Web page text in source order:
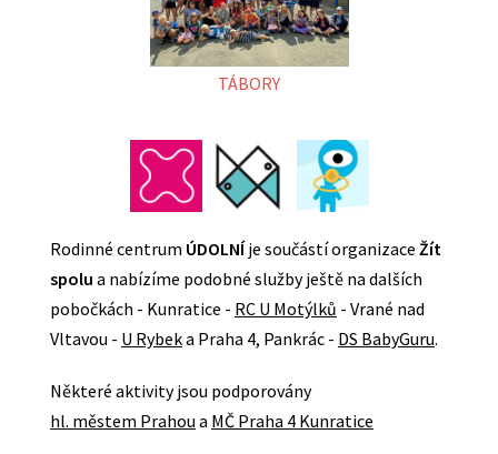
TÁBORY
Rodinné centrum ÚDOLNÍje součástí organizace Žít
spolu a nabízíme podobné služby ještě na dalších
pobočkách - Kunratice - RC U Motýlků - Vrané nad
Vltavou - U Rybeka Praha 4, Pankrác - DS BabyGuru.
Některé aktivity jsou podporovány
hl. městem Prahou a MČ Praha 4 Kunratice